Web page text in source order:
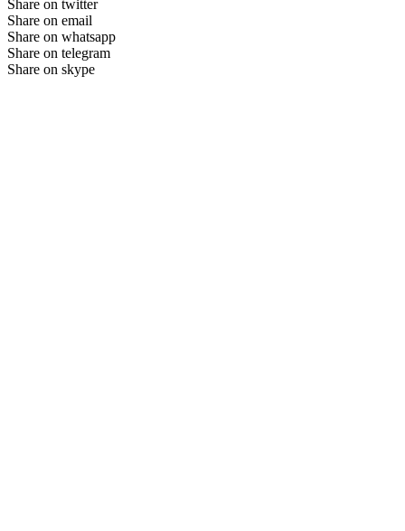
Share on twitter
Share on email
Share on whatsapp
Share on telegram
Share on skype